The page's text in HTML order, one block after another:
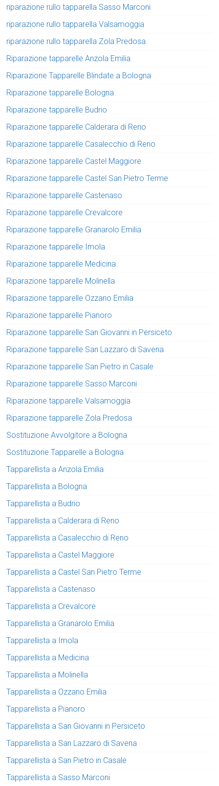
riparazione rullo tapparella Sasso Marconi
riparazione rullo tapparella Valsamoggia
riparazione rullo tapparella Zola Predosa
Riparazione tapparelle Anzola Emilia
Riparazione Tapparelle Blindate a Bologna
Riparazione tapparelle Bologna
Riparazione tapparelle Budrio
Riparazione tapparelle Calderara di Reno
Riparazione tapparelle Casalecchio di Reno
Riparazione tapparelle Castel Maggiore
Riparazione tapparelle Castel San Pietro Terme
Riparazione tapparelle Castenaso
Riparazione tapparelle Crevalcore
Riparazione tapparelle Granarolo Emilia
Riparazione tapparelle Imola
Riparazione tapparelle Medicina
Riparazione tapparelle Molinella
Riparazione tapparelle Ozzano Emilia
Riparazione tapparelle Pianoro
Riparazione tapparelle San Giovanni in Persiceto
Riparazione tapparelle San Lazzaro di Savena
Riparazione tapparelle San Pietro in Casale
Riparazione tapparelle Sasso Marconi
Riparazione tapparelle Valsamoggia
Riparazione tapparelle Zola Predosa
Sostituzione Avvolgitore a Bologna
Sostituzione Tapparelle a Bologna
Tapparellista a Anzola Emilia
Tapparellista a Bologna
Tapparellista a Budrio
Tapparellista a Calderara di Reno
Tapparellista a Casalecchio di Reno
Tapparellista a Castel Maggiore
Tapparellista a Castel San Pietro Terme
Tapparellista a Castenaso
Tapparellista a Crevalcore
Tapparellista a Granarolo Emilia
Tapparellista a Imola
Tapparellista a Medicina
Tapparellista a Molinella
Tapparellista a Ozzano Emilia
Tapparellista a Pianoro
Tapparellista a San Giovanni in Persiceto
Tapparellista a San Lazzaro di Savena
Tapparellista a San Pietro in Casale
Tapparellista a Sasso Marconi